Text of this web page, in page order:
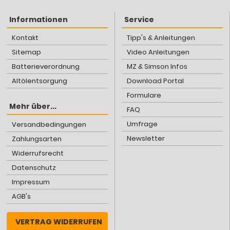
Informationen
Kontakt
Sitemap
Batterieverordnung
Altölentsorgung
Mehr über...
Versandbedingungen
Zahlungsarten
Widerrufsrecht
Datenschutz
Impressum
AGB's
VERTRAG WIDERRUFEN
Service
Tipp's & Anleitungen
Video Anleitungen
MZ & Simson Infos
Download Portal
Formulare
FAQ
Umfrage
Newsletter